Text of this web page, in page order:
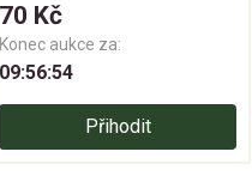
70 Kč
Konec aukce za:
09:56:54
Přihodit